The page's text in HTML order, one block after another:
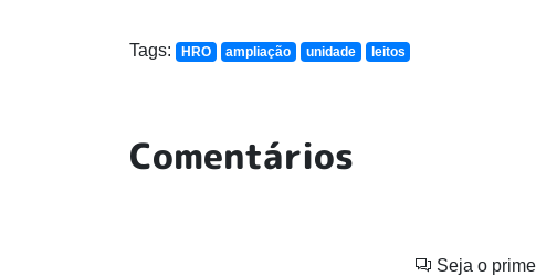
Tags: HRO ampliação unidade leitos
Comentários
Seja o